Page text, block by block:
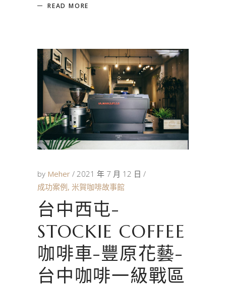
READ MORE
by Meher
2021 年 7 月 12 日
成功案例, 米賀咖啡故事館
台中西屯-
STOCKIE COFFEE
咖啡車-豐原花藝-
台中咖啡一級戰區